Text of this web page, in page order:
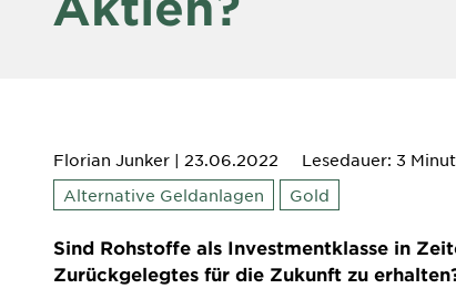
Florian Junker | 23.06.2022
Lesedauer: 3
Alternative Geldanlagen
Gold
Sind Rohstoffe als Investmentklasse in
Zurückgelegtes für die Zukunft zu